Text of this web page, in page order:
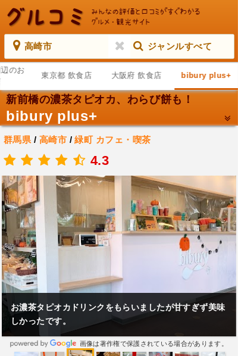
高崎市 ジャンルすべて
のお
東京都 飲食店 大阪府 飲食店 bibury plus+
新前橋の濃茶タピオカ、わらび餅も！
bibury plus+
群馬県 / 高崎市 /緑町 カフェ・喫茶
4.3
お濃茶タピオカドリンクをもらいましたが甘すぎず美味
しかったです。
画像は著作権で保護されている場合があります。